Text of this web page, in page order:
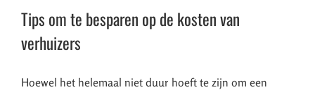
Tips om te besparen op de kosten van
verhuizers
Hoewel het helemaal niet duur hoeft te zijn om een